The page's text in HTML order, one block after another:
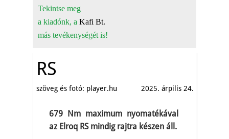
Tekintse meg
a kiadónk, a Kafi Bt.
más tevékenységét is!
RS
szöveg és fotó: player.hu 2025. árpilis 24.
679 Nm maximum nyomatékával
az Elroq RS mindig rajtra készen áll.